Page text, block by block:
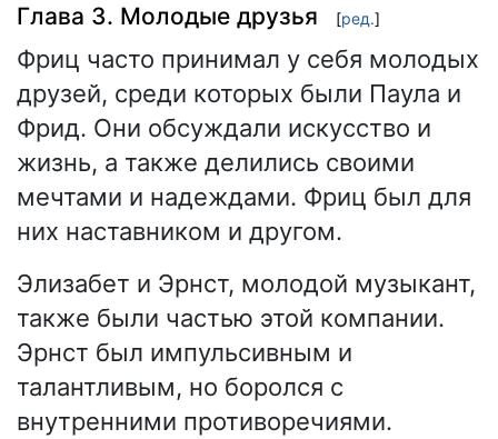
Глава 3. Молодые друзья [ред.]
Фриц часто принимал у себя молодых
друзей, среди которых были Паула и
Фрид. Они обсуждали искусство и
жизнь, а также делились своими
мечтами и надеждами. Фриц был для
них наставником и другом.
Элизабет и Эрнст, молодой музыкант,
также были частью этой компании.
Эрнст был импульсивным и
талантливым, но боролся с
внутренними противоречиями.